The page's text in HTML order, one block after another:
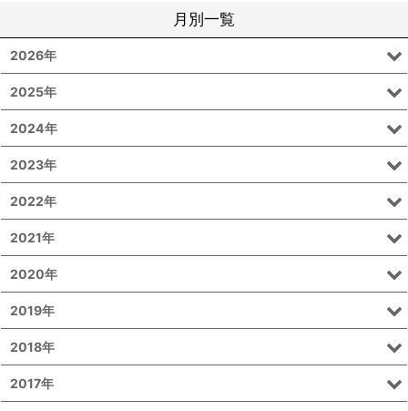
月別一覧
2026年
2025年
2024年
2023年
2022年
2021年
2020年
2019年
2018年
2017年